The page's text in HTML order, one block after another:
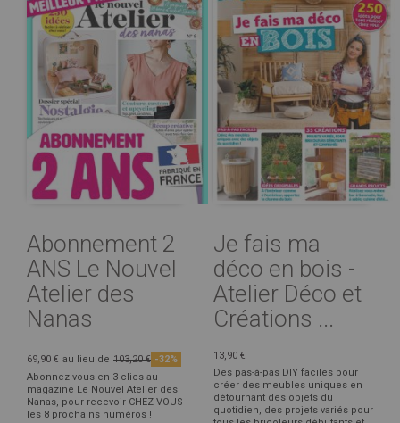
Abonnement 2
ANS Le Nouvel
Atelier des
Nanas
69,90 € au lieu de 103,20 € -32%
Abonnez-vous en 3 clics au
magazine Le Nouvel Atelier des
Nanas, pour recevoir CHEZ VOUS
les 8 prochains numéros !
Je fais ma
déco en bois -
Atelier Déco et
Créations ...
13,90 €
Des pas-à-pas DIY faciles pour
créer des meubles uniques en
détournant des objets du
quotidien, des projets variés pour